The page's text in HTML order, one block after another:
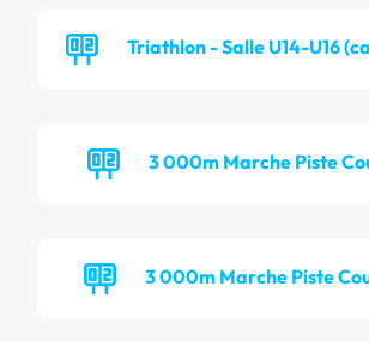
Triathlon - Salle U14-U16
3 000m Marche Piste
3 000m Marche Piste